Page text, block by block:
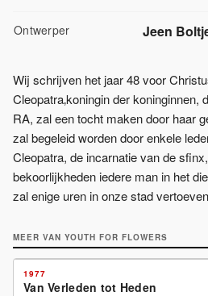
Ontwerper Jeen
Wĳ schrĳven het jaar 48 voor
Cleopatra‚koningin der koninginnen,
RA, zal een tocht maken door haar
zal begeleid worden door enkele
Cleopatra, de incarnatie van de
bekoorlijkheden iedere man in het
zal enige uren in onze stad
MEER VAN YOUTH FOR FLOWERS
1977
Van Verleden tot Heden